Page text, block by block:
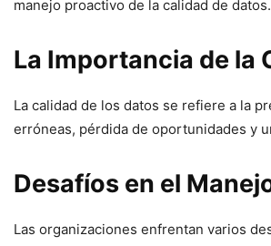
manejo proactivo de la calidad de datos.
La Importancia de la
La calidad de los datos se refiere a la
erróneas, pérdida de oportunidades y
Desafíos en el
Las organizaciones enfrentan varios